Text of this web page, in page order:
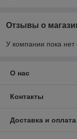
Отзывы о
У компании пока нет
О нас
Контакты
Доставка и оплата